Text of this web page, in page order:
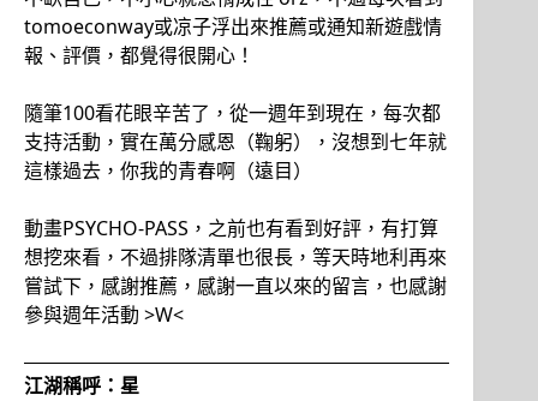
tomoeconway或凉子浮出來推薦或通知新遊戲情
報、評價，都覺得很開心！
隨筆100看花眼辛苦了，從一週年到現在，每次都
支持活動，實在萬分感恩（鞠躬），沒想到七年就
這樣過去，你我的青春啊（遠目）
動畫PSYCHO-PASS，之前也有看到好評，有打算
想挖來看，不過排隊清單也很長，等天時地利再來
嘗試下，感謝推薦，感謝一直以來的留言，也感謝
參與週年活動 >W<
江湖稱呼：星